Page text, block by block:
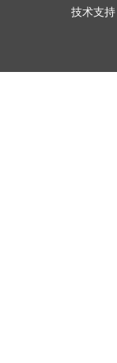
技术支